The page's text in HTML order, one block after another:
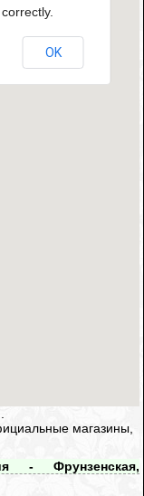
OK
магазины,
- Фрунзенская,